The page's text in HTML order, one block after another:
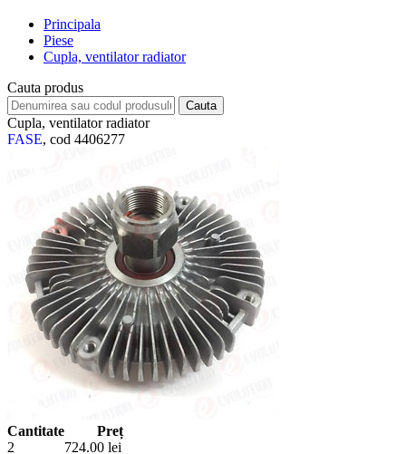
Principala
Piese
Cupla, ventilator radiator
Cauta produs
Cupla, ventilator radiator
FASE, cod 4406277
Cantitate
Preț
2
724.00 lei